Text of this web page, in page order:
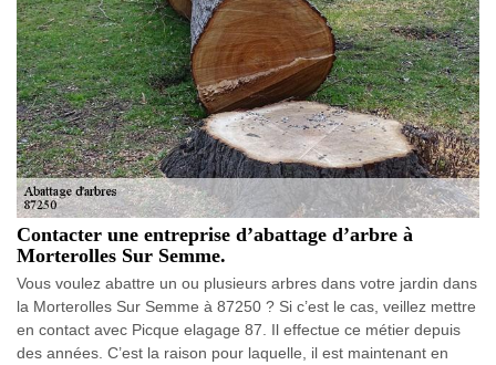
Contacter une entreprise d’abattage d’arbre à
Morterolles Sur Semme.
Vous voulez abattre un ou plusieurs arbres dans votre jardin dans
la Morterolles Sur Semme à 87250 ? Si c’est le cas, veillez mettre
en contact avec Picque elagage 87. Il effectue ce métier depuis
des années. C’est la raison pour laquelle, il est maintenant en